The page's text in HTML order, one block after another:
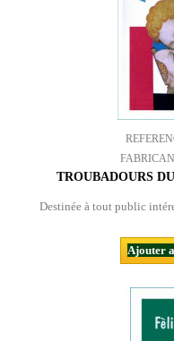
TROUBADOURS
Destinée à tout public
Ajouter